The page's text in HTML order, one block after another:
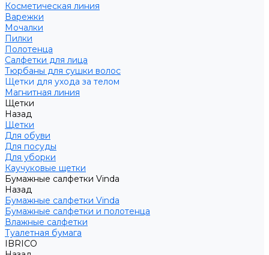
Косметическая линия
Варежки
Мочалки
Пилки
Полотенца
Салфетки для лица
Тюрбаны для сушки волос
Щетки для ухода за телом
Магнитная линия
Щетки
Назад
Щетки
Для обуви
Для посуды
Для уборки
Каучуковые щетки
Бумажные салфетки Vinda
Назад
Бумажные салфетки Vinda
Бумажные салфетки и полотенца
Влажные салфетки
Туалетная бумага
IBRICO